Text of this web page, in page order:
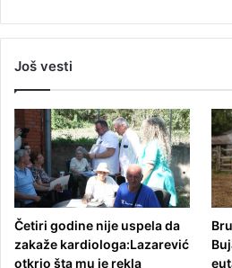
Još vesti
Četiri godine nije uspela da
zakaže kardiologa:Lazarević
otkrio šta mu je rekla